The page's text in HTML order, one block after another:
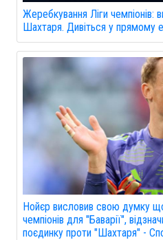
Жеребкування Ліги чемпіонів:
Шахтаря. Дивіться у прямому
Нойєр висловив свою думку
чемпіонів для "Баварії",
поєдинку проти "Шахтаря" -